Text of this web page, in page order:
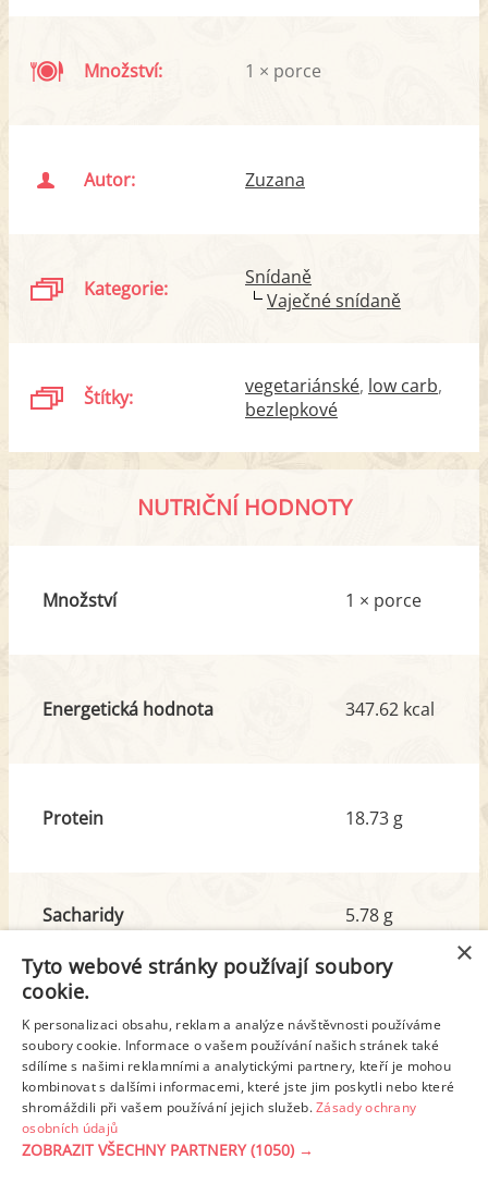
Množství: 1 × porce
Autor: Zuzana
Kategorie:
Snídaně
Vaječné snídaně
Štítky: vegetariánské low carb
bezlepkové
NUTRIČNÍ HODNOTY
Množství 1 × porce
Energetická hodnota 347.62 kcal
Protein 18.73 g
Sacharidy
5.78 g
Tuk
z toho nas. mastné kyseliny
27.17 g
6.58 g
Detailní rozpis
×
Tyto webové stránky používají soubory
cookie.
K personalizaci obsahu, reklam a analýze návštěvnosti používáme
soubory cookie. Informace o vašem používání našich stránek také
sdílíme s našimi reklamními a analytickými partnery, kteří je mohou
kombinovat s dalšími informacemi, které jste jim poskytli nebo které
shromáždili při vašem používání jejich služeb.Zásady ochrany
osobních údajů
ZOBRAZIT VŠECHNY PARTNERY(1050) →